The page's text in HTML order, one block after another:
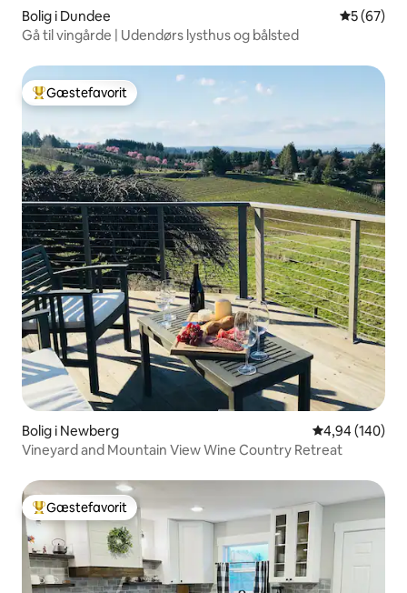
Bolig i Dundee 5 ud af 5 i
5 (67)
Gå til vingårde | Udendørs lysthus og bålsted
Bedste gæstefavorit
Gæstefavorit
Bolig i Newberg 4,94 ud af 5 i
4,94 (140)
Vineyard and Mountain View Wine Country Retreat
Bedste gæstefavorit
Gæstefavorit